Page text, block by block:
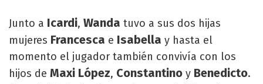
Junto a Icardi, Wanda tuvo a sus dos hijas
mujeres Francesca e Isabella y hasta el
momento el jugador también convivía con los
hijos de Maxi López, Constantino y Benedicto.